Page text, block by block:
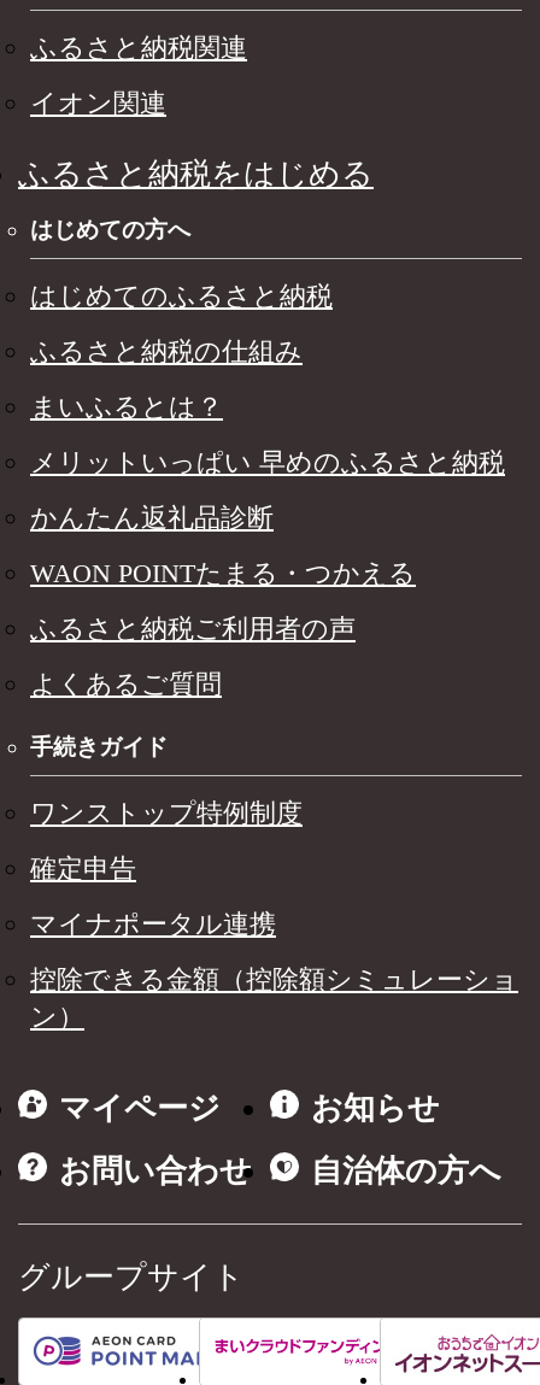
ふるさと納税関連
イオン関連
ふるさと納税をはじめる
はじめての方へ
はじめてのふるさと納税
ふるさと納税の仕組み
まいふるとは？
メリットいっぱい 早めのふるさと納税
かんたん返礼品診断
WAON POINTたまる・つかえる
ふるさと納税ご利用者の声
よくあるご質問
手続きガイド
ワンストップ特例制度
確定申告
マイナポータル連携
控除できる金額（控除額シミュレーショ
ン）
マイページ
お知らせ
お問い合わせ
自治体の方へ
グループサイト